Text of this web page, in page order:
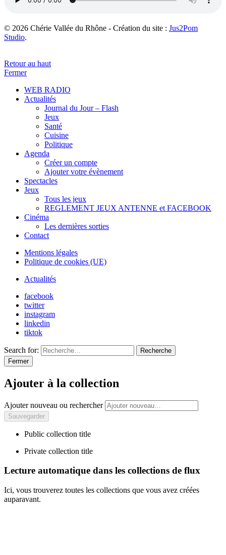
© 2026 Chérie Vallée du Rhône - Création du site : Jus2Pom
Studio.
Retour au haut
Fermer
WEB RADIO
Actualités
Journal du Jour – Flash
Jeux
Santé
Cuisine
Politique
Agenda
Créer un compte
Ajouter votre évènement
Spectacles
Jeux
Tous les jeux
REGLEMENT JEUX ANTENNE et FACEBOOK
Cinéma
Les dernières sorties
Contact
Mentions légales
Politique de cookies (UE)
Actualités
facebook
twitter
instagram
linkedin
tiktok
Search for:
Recherche
Fermer
Ajouter à la collection
Ajouter nouveau ou rechercher
Public collection title
Private collection title
Lecture automatique dans les collections de flux
Ici, vous trouverez toutes les collections que vous avez créées
auparavant.